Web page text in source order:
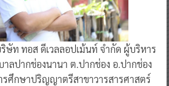
ษัท ทอส ดีเวลลอปเม้นท์ จำกัด ผู้บริหาร
าลปากช่องนานา ต.ปากช่อง อ.ปากช่อง
รศึกษาปริญญาตรีสาขาวารสารศาสตร์